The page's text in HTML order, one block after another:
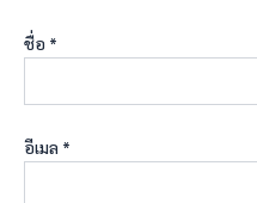
ชื่อ *
อีเมล *